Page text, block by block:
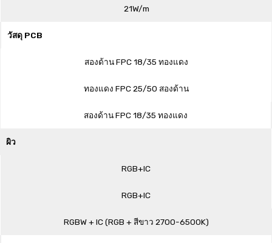
21W/m
วัสดุ PCB
สองด้าน FPC 18/35 ทองแดง
ทองแดง FPC 25/50 สองด้าน
สองด้าน FPC 18/35 ทองแดง
ผิว
RGB+IC
RGB+IC
RGBW + IC (RGB + สีขาว 2700-6500K)